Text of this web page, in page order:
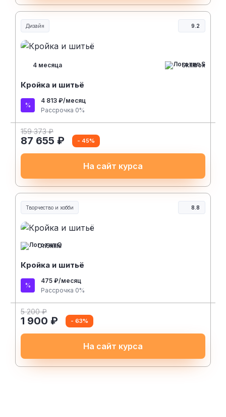
Дизайн 9.2
4 месяца Skillbox
Кройка и шитьё
4 813 ₽/месяц
Рассрочка 0%
159 373 ₽
87 655 ₽ - 45%
На сайт курса
Творчество и хобби
Творчество, контент и хобби
8.8
OnSkills
Кройка и шитьё
475 ₽/месяц
Рассрочка 0%
5 200 ₽
1 900 ₽ - 63%
На сайт курса